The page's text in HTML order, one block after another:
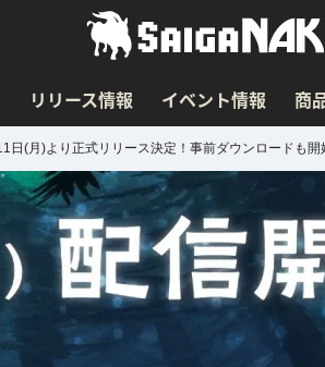
リリース情報 イベント情報 商
(月)より正式リリース決定！事前ダウンロードも開